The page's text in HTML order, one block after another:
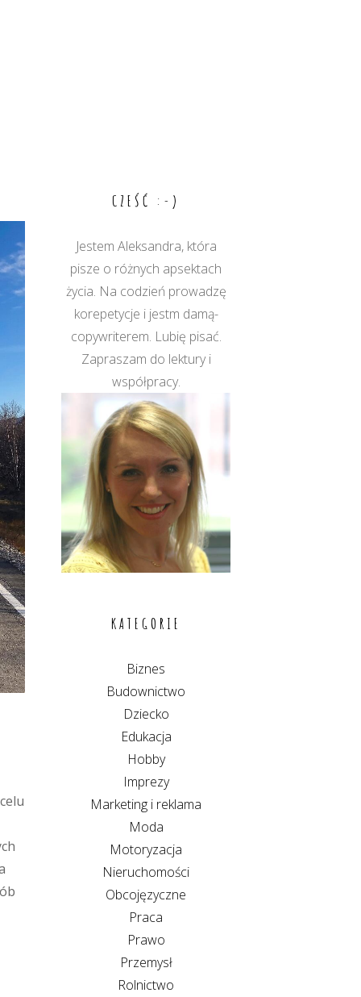
CZEŚĆ :-)
Jestem Aleksandra, która
pisze o różnych apsektach
życia. Na codzień prowadzę
korepetycje i jestm damą-
copywriterem. Lubię pisać.
Zapraszam do lektury i
współpracy.
KATEGORIE
Biznes
Budownictwo
Dziecko
Edukacja
Hobby
Imprezy
Marketing i reklama
Moda
Motoryzacja
Nieruchomości
Obcojęzyczne
Praca
Prawo
Przemysł
Rolnictwo